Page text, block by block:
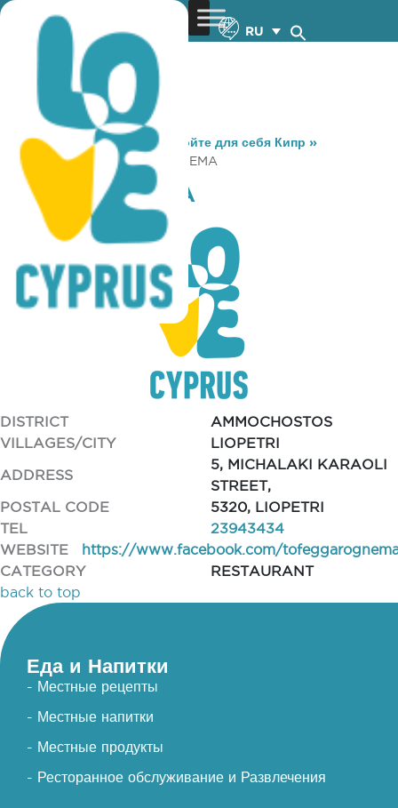
RU
You are here:Home Откройте для себя Кипр »
Gastronomy
» FEGGAROGNEMA
FEGGAROGNEMA
DISTRICT
AMMOCHOSTOS
VILLAGES/CITY
LIOPETRI
ADDRESS
5, MICHALAKI KARAOLI
STREET,
POSTAL CODE
5320, LIOPETRI
TEL
23943434
WEBSITE
https://www.facebook.com/
CATEGORY
RESTAURANT
back to top
Еда и Напитки
- Местные рецепты
- Местные напитки
- Местные продукты
- Ресторанное обслуживание и Развлечения